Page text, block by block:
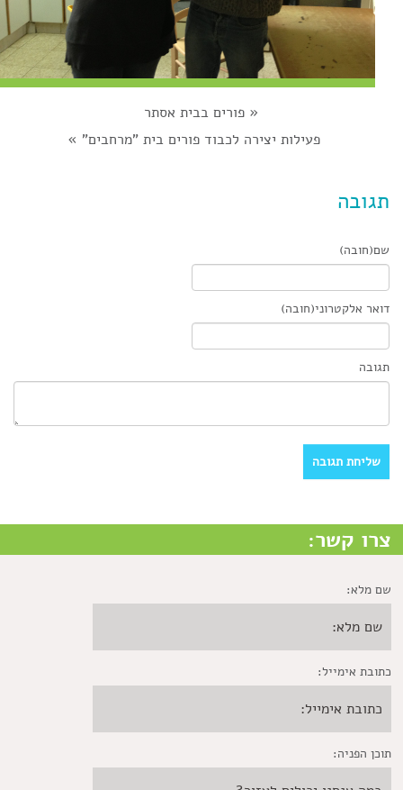
« פורים בבית אסתר
פעילות יצירה לכבוד פורים בית "מרחבים"»
תגובה
שם(חובה)
דואר אלקטרוני(חובה)
תגובה
צרו קשר:
שם מלא:
כתובת אימייל:
תוכן הפניה: